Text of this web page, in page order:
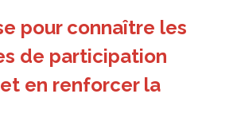
pour connaître les
de participation
en renforcer la